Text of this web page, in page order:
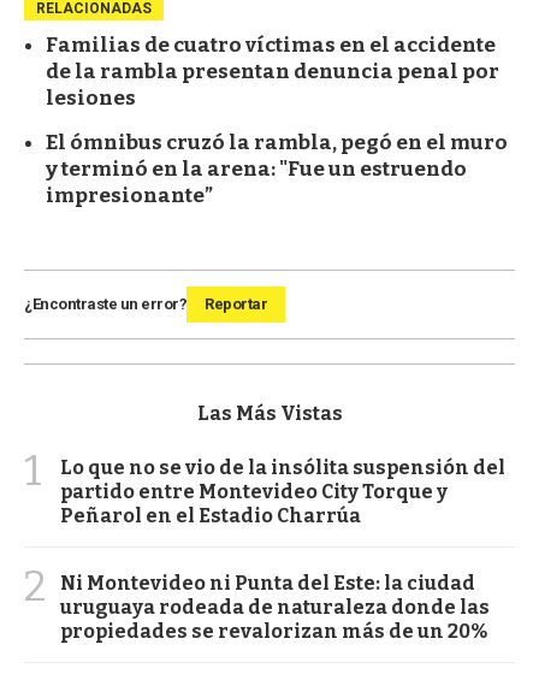
RELACIONADAS
Familias de cuatro víctimas en el accidente
de la rambla presentan denuncia penal por
lesiones
El ómnibus cruzó la rambla, pegó en el muro
y terminó en la arena: "Fue un estruendo
impresionante”
¿Encontraste un error? Reportar
Las Más Vistas
1
Lo que no se vio de la insólita suspensión del
partido entre Montevideo City Torque y
Peñarol en el Estadio Charrúa
2
Ni Montevideo ni Punta del Este: la ciudad
uruguaya rodeada de naturaleza donde las
propiedades se revalorizan más de un 20%